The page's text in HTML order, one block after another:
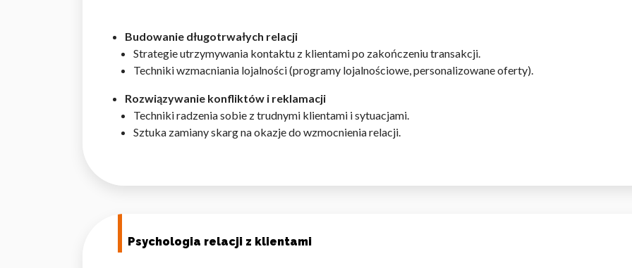
Budowanie długotrwałych relacji
Strategie utrzymywania kontaktu z klientami po zakończeniu transakcji.
Techniki wzmacniania lojalności (programy lojalnościowe, personalizowane oferty).
Rozwiązywanie konfliktów i reklamacji
Techniki radzenia sobie z trudnymi klientami i sytuacjami.
Sztuka zamiany skarg na okazje do wzmocnienia relacji.
Psychologia relacji z klientami
Preferencje
Pliki cookie dotyczące preferencji umożliwiają stronie zapamiętanie informacji, które zmieniają wygląd
np. preferowany język lub region, w którym znajduje się użytkownik.
Statystyka
Statystyczne pliki cookie pomagają właścicielem stron internetowych zrozumieć, w jaki sposób różni
reklamodawców strony trzeciej.